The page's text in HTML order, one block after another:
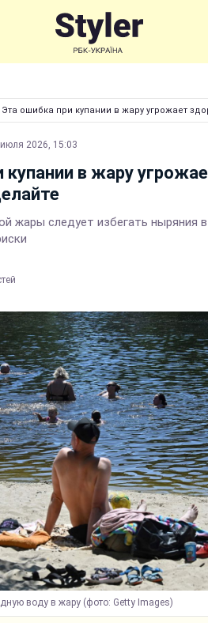
Эта ошибка при купании в жару угрожает
2026, 15:03
купании в жару
жары следует избегать ныряния
воду в жару (фото: Getty Images)